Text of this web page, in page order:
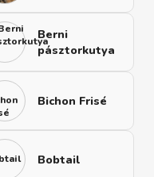
Berni
pásztorkutya
Bichon Frisé
Bobtail